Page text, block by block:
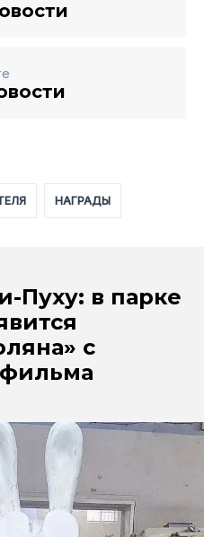
НАГРАДЫ
Пуху: в парке
с